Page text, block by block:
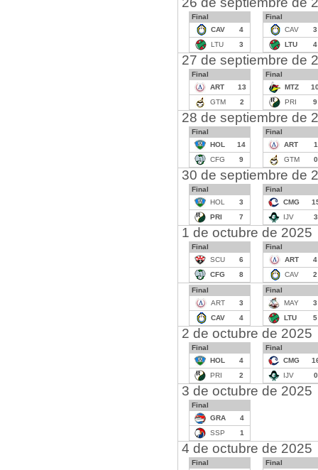
Final
CAV
4
LTU
3
Final
CAV
3
LTU
4
27 de septiembre de
Final
ART
13
GTM
2
Final
MTZ
PRI
9
28 de septiembre de
Final
HOL
14
CFG
9
Final
ART
1
GTM
0
30 de septiembre de
Final
HOL
3
PRI
7
Final
CMG
IJV
3
1 de octubre de 2025
Final
SCU
6
CFG
8
Final
ART
4
CAV
2
Final
ART
3
CAV
4
Final
MAY
3
LTU
5
2 de octubre de 2025
Final
HOL
4
PRI
2
Final
CMG
IJV
0
3 de octubre de 2025
Final
GRA
4
SSP
1
4 de octubre de 2025
Final Final